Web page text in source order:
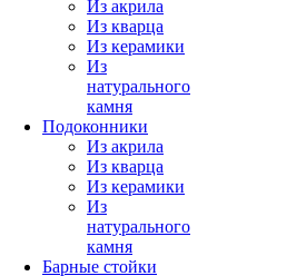
Из акрила
Из кварца
Из керамики
Из
натурального
камня
Подоконники
Из акрила
Из кварца
Из керамики
Из
натурального
камня
Барные стойки